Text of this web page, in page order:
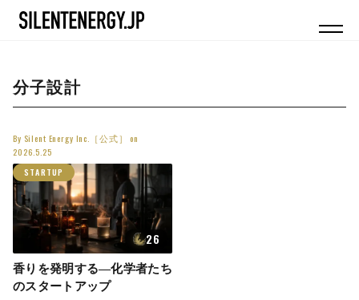
分子設計
By Silent Energy Inc.［公式］
on
2026.5.25
STARTUP
26
香りを発明する—化学者たち
のスタートアップ